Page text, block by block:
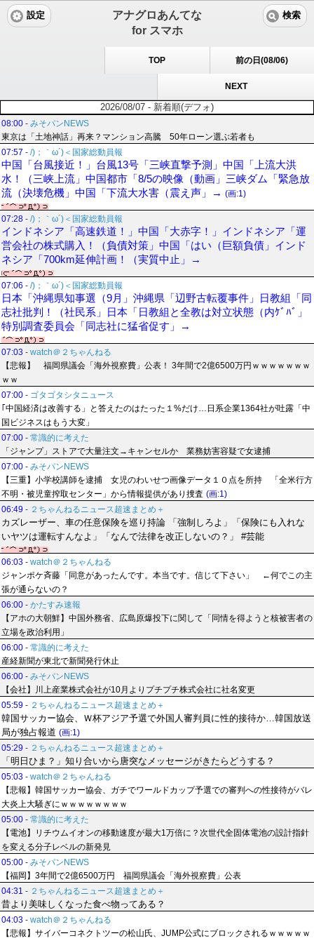
アナグロあんてな
for スマホ
設定 検索
TOP 前の日(08/06)
NEXT
2026/08/07 - 新着順(デフォ)
08:00 - みそパンNEWS
東京は「土地神話」再来？マンション高騰 50年ローン選ぶ若者も
07:57 - /)；｀ω´)＜国家総動員報
中国「台風接近！」台風13号「三峡直撃予測」中国「上流大洪
水！（三峡上流」中国都市「8/5の映像（動画」三峡ダム「緊急放
流（決壊危機」中国「下流大水害（震え声」→ (画:1)
07:28 - /)；｀ω´)＜国家総動員報
インドネシア「高速鉄道！」中国「大赤字！」インドネシア「運
営会社の株式購入！（負債対策」中国「はい（巨額負債」インド
ネシア「700km延伸計画！（実質中止」→
07:06 - /)；｀ω´)＜国家総動員報
日本「沖縄県知事選（9月」沖縄県「辺野古転覆事件」日教組「同
志社批判！（社民系」日本「日教組と全教は対立状態（内ｹﾞﾊﾞ」
特別調査委員会「同志社に猛省促す」→
07:03 - watch＠２ちゃんねる
【悲報】 福岡県議会「海外視察費」公表！ 3年間で2億6500万円ｗｗｗｗｗｗｗ
ｗｗ
07:00 - ゴタゴタシタニュース
｢中国経済は改善する」と答えたのはたった１%だけ…日系企業1364社が吐露「中
国ビジネスはもう大変」
07:00 - 常識的に考えた
「ジャンプ」ストアで大量注文→キャンセルか 業務妨害容疑で女逮捕
07:00 - みそパンNEWS
【三重】小学校講師を逮捕 女児のわいせつ画像データ１０点を所持 「全米行方
不明・被児童搾取センター」から情報提供があり捜査 (画:1)
06:49 - ２ちゃんねるニュース超速まとめ＋
カズレーザー、車の任意保険を巡り持論 「強制しろよ」「保険にも入れな
いヤツは運転すんなよ」「なんで法律を改正しないの？」 #芸能
06:03 - watch＠２ちゃんねる
ジャンポケ斉藤「同意があったんです。本当です。信じて下さい」 ←何でこの主
張が通らないの？
06:00 - かたすみ速報
【アホの大朝鮮】中国外務省、広島原爆投下に関して「同情を得ようと核被害者の
立場を政治利用」
06:00 - 常識的に考えた
産経新聞が東北で新聞発行休止
06:00 - みそパンNEWS
【会社】川上産業株式会社が10月よりプチプチ株式会社に社名変更
05:59 - ２ちゃんねるニュース超速まとめ＋
韓国サッカー協会、Ｗ杯アジア予選で外国人審判員に性的接待か…韓国放送
局が独占報道 (画:1)
05:29 - ２ちゃんねるニュース超速まとめ＋
「明日ひま？」知り合いから唐突なメッセージがきたらどうする？
05:03 - watch＠２ちゃんねる
【悲報】韓国サッカー協会、ガチでワールドカップ予選での審判への性接待がバレ
大炎上大騒ぎにｗｗｗｗｗｗｗｗ
05:00 - 常識的に考えた
【電池】リチウムイオンの移動速度が最大1万倍に？次世代全固体電池の設計指針
を変える分子レベルの新発見
05:00 - みそパンNEWS
【福岡】3年間で2億6500万円 福岡県議会「海外視察費」公表
04:31 - ２ちゃんねるニュース超速まとめ＋
昔より美味しくなった食べ物ってある？
04:03 - watch＠２ちゃんねる
【悲報】サイバーコネクトツーの松山氏、JUMP公式にブロックされるｗｗｗｗｗ